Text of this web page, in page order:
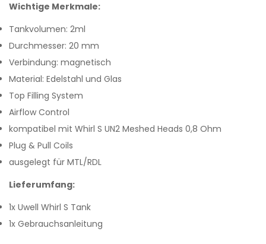
Wichtige Merkmale:
Tankvolumen: 2ml
Durchmesser: 20 mm
Verbindung: magnetisch
Material: Edelstahl und Glas
Top Filling System
Airflow Control
kompatibel mit Whirl S UN2 Meshed Heads 0,8 Ohm
Plug & Pull Coils
ausgelegt für MTL/RDL
Lieferumfang:
1x Uwell Whirl S Tank
1x Gebrauchsanleitung